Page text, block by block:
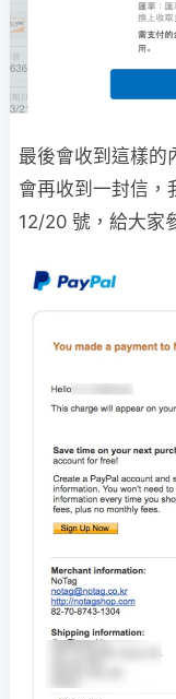
最後會收到這樣的
會再收到一封信，
12/20 號，給大家